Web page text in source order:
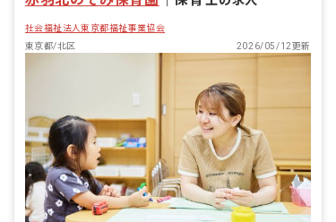
社会福祉法人東京都福祉事業協会
東京都/北区
2026/05/12更新